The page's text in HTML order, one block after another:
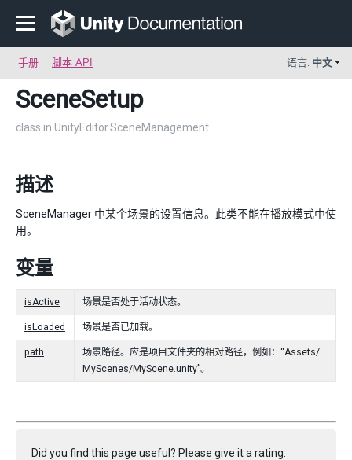
手册 脚本 API 语言: 中文
SceneSetup
class in UnityEditor.SceneManagement
描述
SceneManager 中某个场景的设置信息。此类不能在播放模式中使
用。
变量
isActive 场景是否处于活动状态。
isLoaded 场景是否已加载。
path
场景路径。应是项目文件夹的相对路径，例如：“Assets/
MyScenes/MyScene.unity”。
Did you find this page useful? Please give it a rating: